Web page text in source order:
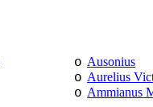
o Ausonius
o Aurelius
o Ammianus